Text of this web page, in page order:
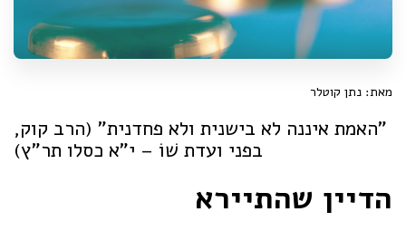
מאת: נתן קוטלר
"האמת איננה לא בישנית ולא פחדנית" (הרב קוק,
בפני ועדת שׁוֹ – י"א כסלו תר"ץ)
הדיין שהתיירא